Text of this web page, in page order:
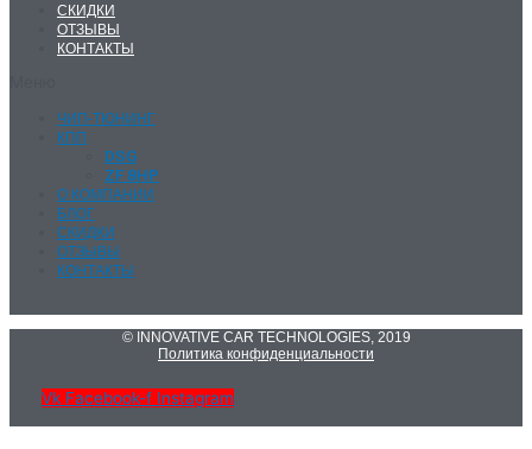
СКИДКИ
ОТЗЫВЫ
КОНТАКТЫ
ЧИП-ТЮНИНГ
КПП
DSG
ZF 8HP
О КОМПАНИИ
БЛОГ
СКИДКИ
ОТЗЫВЫ
КОНТАКТЫ
© INNOVATIVE CAR TECHNOLOGIES, 2019
Политика конфиденциальности
Vk Facebook-f Instagram